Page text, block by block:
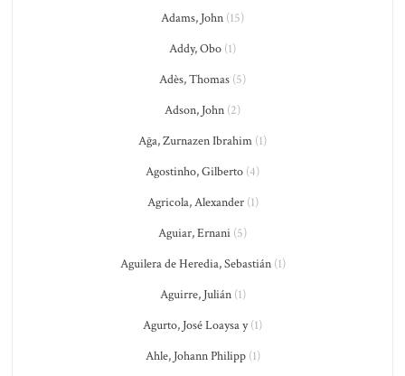
Adams, John (15)
Addy, Obo (1)
Adès, Thomas (5)
Adson, John (2)
Ağa, Zurnazen Ibrahim (1)
Agostinho, Gilberto (4)
Agricola, Alexander(1)
Aguiar, Ernani (5)
Aguilera de Heredia, Sebastián(1)
Aguirre, Julián(1)
Agurto, José Loaysa y(1)
Ahle, Johann Philipp(1)